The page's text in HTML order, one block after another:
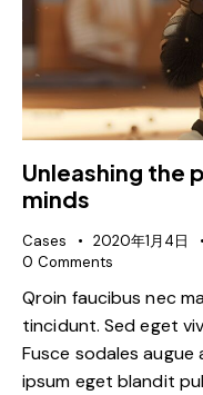
Unleashing the
minds
Cases 2020年1月4日
0 Comments
Qroin faucibus nec
tincidunt. Sed eget
Fusce sodales augue
ipsum eget blandit